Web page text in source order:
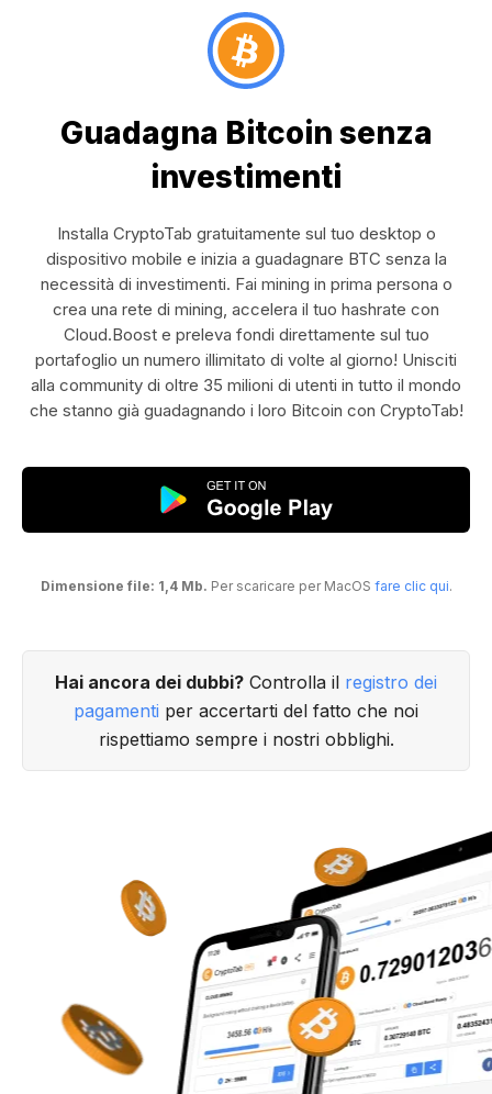
Guadagna Bitcoin senza
investimenti
Installa CryptoTab gratuitamente sul tuo desktop o
dispositivo mobile e inizia a guadagnare BTC senza la
necessità di investimenti. Fai mining in prima persona o
crea una rete di mining, accelera il tuo hashrate con
Cloud.Boost e preleva fondi direttamente sul tuo
portafoglio un numero illimitato di volte al giorno! Unisciti
alla community di oltre 35 milioni di utenti in tutto il mondo
che stanno già guadagnando i loro Bitcoin con CryptoTab!
Dimensione file: 1,4 Mb. Per scaricare per MacOS fare clic qui.
Hai ancora dei dubbi? Controlla il registro dei
pagamenti per accertarti del fatto che noi
rispettiamo sempre i nostri obblighi.